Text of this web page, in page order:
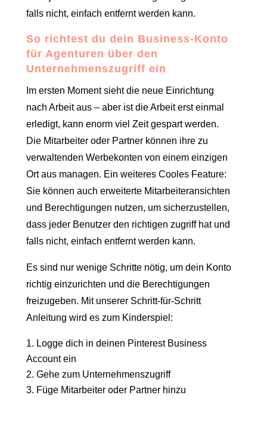
falls nicht, einfach entfernt werden kann.
So richtest du dein Business-Konto
für Agenturen über den
Unternehmenszugriff ein
Im ersten Moment sieht die neue Einrichtung
nach Arbeit aus – aber ist die Arbeit erst einmal
erledigt, kann enorm viel Zeit gespart werden.
Die Mitarbeiter oder Partner können ihre zu
verwaltenden Werbekonten von einem einzigen
Ort aus managen. Ein weiteres Cooles Feature:
Sie können auch erweiterte Mitarbeiteransichten
und Berechtigungen nutzen, um sicherzustellen,
dass jeder Benutzer den richtigen zugriff hat und
falls nicht, einfach entfernt werden kann.
Es sind nur wenige Schritte nötig, um dein Konto
richtig einzurichten und die Berechtigungen
freizugeben. Mit unserer Schritt-für-Schritt
Anleitung wird es zum Kinderspiel:
Logge dich in deinen Pinterest Business
Account ein
Gehe zum Unternehmenszugriff
Füge Mitarbeiter oder Partner hinzu